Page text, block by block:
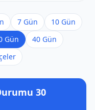
7 Gün
10 Gün
Gün
40 Gün
30